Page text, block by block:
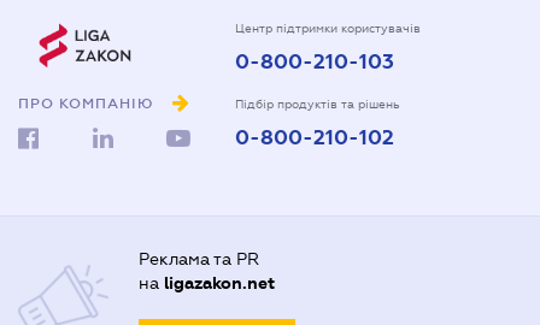
ПРО КОМПАНІЮ
Центр підтримки користувачів
0-800-210-103
Підбір продуктів та рішень
0-800-210-102
Реклама та PR
на ligazakon.net